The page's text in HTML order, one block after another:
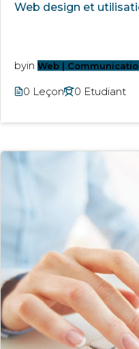
Web design et
byin Web |
0 Leçon 0 Etudiant